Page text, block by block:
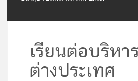
เรียนต่อบริหา
ต่างประเทศ